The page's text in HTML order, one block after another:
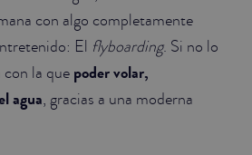
con algo completamente
El flyboarding. Si no lo
con la que poder volar,
agua, gracias a una moderna